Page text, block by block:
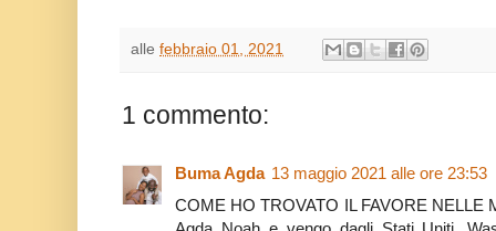
alle febbraio 01, 2021
1 commento:
Buma Agda 13 maggio 2021 alle ore 23:53
COME HO TROVATO IL FAVORE NELLE